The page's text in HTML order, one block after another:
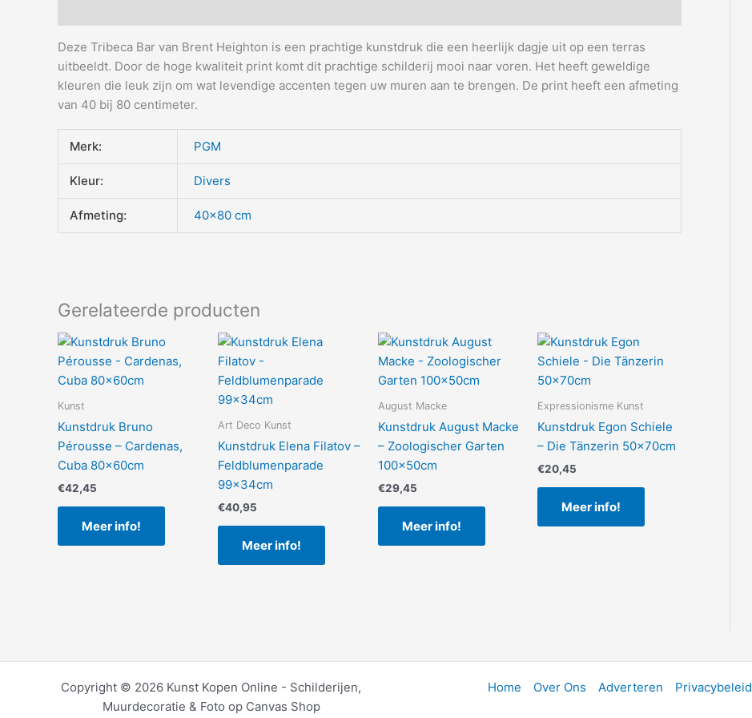
Deze Tribeca Bar van Brent Heighton is een prachtige kunstdruk die een heerlijk dagje uit op een terras
uitbeeldt. Door de hoge kwaliteit print komt dit prachtige schilderij mooi naar voren. Het heeft geweldige
kleuren die leuk zijn om wat levendige accenten tegen uw muren aan te brengen. De print heeft een afmeting
van 40 bij 80 centimeter.
Merk: PGM
Kleur: Divers
Afmeting: 40×80 cm
Gerelateerde producten
Kunst
Kunstdruk Bruno
Pérousse – Cardenas,
Cuba 80x60cm
€42,45
Meer info!
Art Deco Kunst
Kunstdruk Elena Filatov –
Feldblumenparade
99x34cm
€40,95
Meer info!
August Macke
Kunstdruk August Macke
– Zoologischer Garten
100x50cm
€29,45
Meer info!
Expressionisme Kunst
Kunstdruk Egon Schiele
– Die Tänzerin 50x70cm
€20,45
Meer info!
Copyright © 2026 Kunst Kopen Online - Schilderijen,
Muurdecoratie & Foto op Canvas Shop
Home Over Ons Adverteren Privacybeleid